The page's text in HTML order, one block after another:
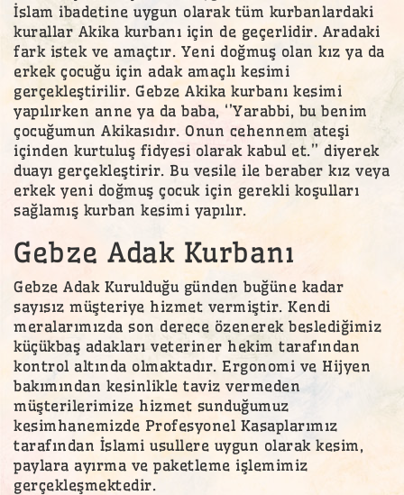
İslam ibadetine uygun olarak tüm kurbanlardaki
kurallar Akika kurbanı için de geçerlidir. Aradaki
fark istek ve amaçtır. Yeni doğmuş olan kız ya da
erkek çocuğu için adak amaçlı kesimi
gerçekleştirilir. Gebze Akika kurbanı kesimi
yapılırken anne ya da baba, ‘’Yarabbi, bu benim
çocuğumun Akikasıdır. Onun cehennem ateşi
içinden kurtuluş fidyesi olarak kabul et.’’ diyerek
duayı gerçekleştirir. Bu vesile ile beraber kız veya
erkek yeni doğmuş çocuk için gerekli koşulları
sağlamış kurban kesimi yapılır.
Gebze Adak Kurbanı
Gebze Adak Kurulduğu günden buğüne kadar
sayısız müşteriye hizmet vermiştir. Kendi
meralarımızda son derece özenerek beslediğimiz
küçükbaş adakları veteriner hekim tarafından
kontrol altında olmaktadır. Ergonomi ve Hijyen
bakımından kesinlikle taviz vermeden
müşterilerimize hizmet sunduğumuz
kesimhanemizde Profesyonel Kasaplarımız
tarafından İslami usullere uygun olarak kesim,
paylara ayırma ve paketleme işlemimiz
gerçekleşmektedir.